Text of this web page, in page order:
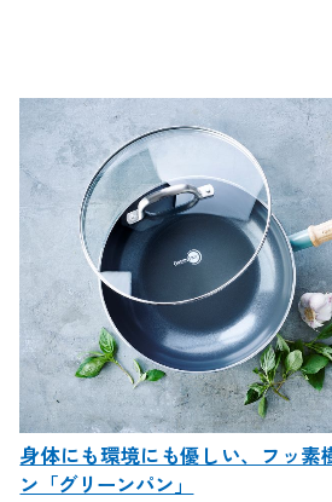
身体にも環境にも優しい、フッ素
ン「グリーンパン」